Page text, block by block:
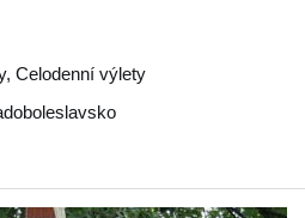
Celodenní výlety